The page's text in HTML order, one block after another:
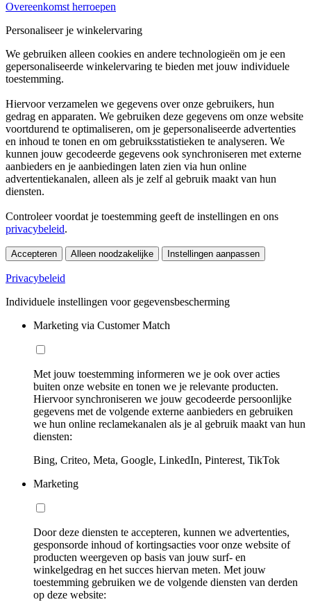
Overeenkomst herroepen
Personaliseer je winkelervaring
We gebruiken alleen cookies en andere technologieën om je een
gepersonaliseerde winkelervaring te bieden met jouw individuele
toestemming.
Hiervoor verzamelen we gegevens over onze gebruikers, hun
gedrag en apparaten. We gebruiken deze gegevens om onze website
voortdurend te optimaliseren, om je gepersonaliseerde advertenties
en inhoud te tonen en om gebruiksstatistieken te analyseren. We
kunnen jouw gecodeerde gegevens ook synchroniseren met externe
aanbieders en je aanbiedingen laten zien via hun online
advertentiekanalen, alleen als je zelf al gebruik maakt van hun
diensten.
Controleer voordat je toestemming geeft de instellingen en ons
privacybeleid.
Accepteren Alleen noodzakelijke Instellingen aanpassen
Privacybeleid
Individuele instellingen voor gegevensbescherming
Marketing via Customer Match
Met jouw toestemming informeren we je ook over acties
buiten onze website en tonen we je relevante producten.
Hiervoor synchroniseren we jouw gecodeerde persoonlijke
gegevens met de volgende externe aanbieders en gebruiken
we hun online reclamekanalen als je al gebruik maakt van hun
diensten:
Bing, Criteo, Meta, Google, LinkedIn, Pinterest, TikTok
Marketing
Door deze diensten te accepteren, kunnen we advertenties,
gesponsorde inhoud of kortingsacties voor onze website of
producten weergeven op basis van jouw surf- en
winkelgedrag en het succes hiervan meten. Met jouw
toestemming gebruiken we de volgende diensten van derden
op deze website: